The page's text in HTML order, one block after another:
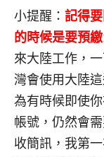
小提醒： 記得
的時候是要預
來大陸工作，
灣會使用大陸
為有時候即使
帳號，仍然會
收簡訊，我第